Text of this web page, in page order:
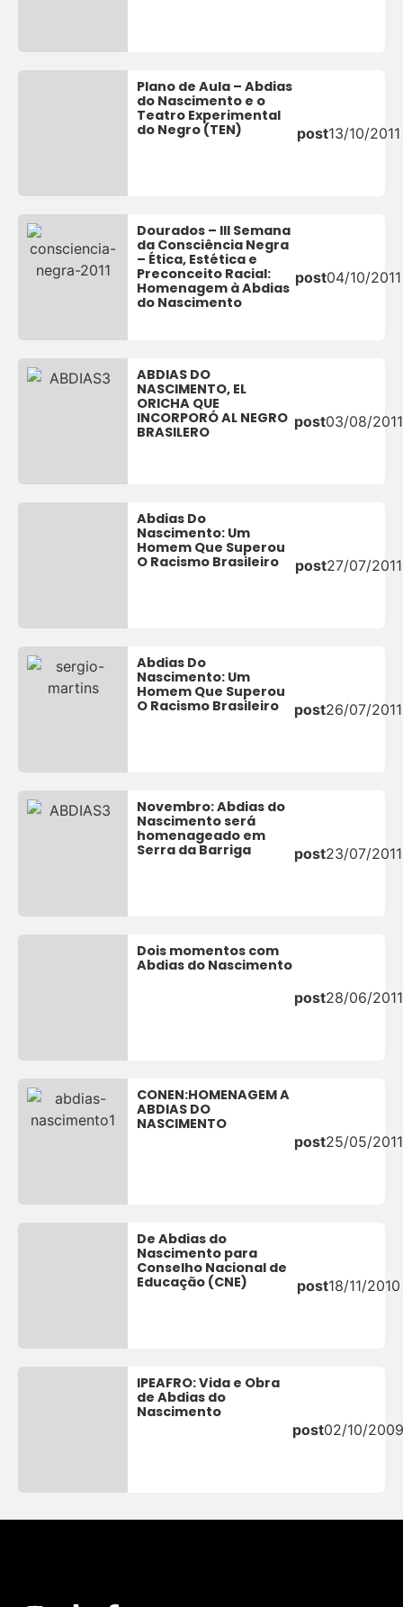
Plano de Aula – Abdias
do Nascimento e o
Teatro Experimental
do Negro (TEN)
post13/10/2011
Dourados – III Semana
da Consciência Negra
– Ética, Estética e
Preconceito Racial:
Homenagem à Abdias
do Nascimento
post04/10/2011
ABDIAS DO
NASCIMENTO, EL
ORICHA QUE
INCORPORÓ AL NEGRO
BRASILERO
post03/08/2011
Abdias Do
Nascimento: Um
Homem Que Superou
O Racismo Brasileiro
post27/07/2011
Abdias Do
Nascimento: Um
Homem Que Superou
O Racismo Brasileiro
post26/07/2011
Novembro: Abdias do
Nascimento será
homenageado em
Serra da Barriga
post23/07/2011
Dois momentos com
Abdias do Nascimento
post28/06/2011
CONEN:HOMENAGEM A
ABDIAS DO
NASCIMENTO
post25/05/2011
De Abdias do
Nascimento para
Conselho Nacional de
Educação (CNE)
post18/11/2010
IPEAFRO: Vida e Obra
de Abdias do
Nascimento
post02/10/